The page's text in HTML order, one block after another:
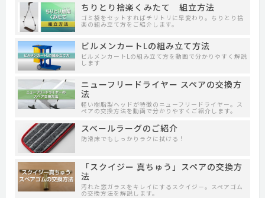
ちりとり捨楽くみたて 組立方法
ゴミ袋をセットすればチリトリに早変わり。ちりとり捨
楽の組み立て方をご紹介します。
ビルメンカートLの組み立て方法
ビルメンカートLの組み立て方を動画で分かりやすく解説
します
ニューフリードライヤー スペアの交換方
法
軽い樹脂製ヘッドが特徴のニューフリードライヤー。ス
ペアの交換方法を動画で分かりやすくご紹介します。
スベールラーグのご紹介
防滑床でもしっかりラクに拭ける！
「スクイジー 真ちゅう」スペアの交換方
法
汚れた窓ガラスをキレイにするスクイジー。スペアゴム
の交換方法を解説します。